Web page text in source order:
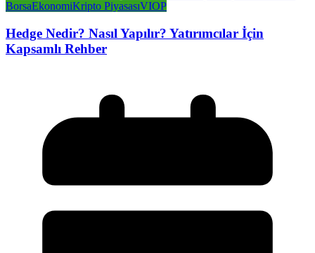
BorsaEkonomiKripto PiyasasıVIOP
Hedge Nedir? Nasıl Yapılır? Yatırımcılar İçin
Kapsamlı Rehber